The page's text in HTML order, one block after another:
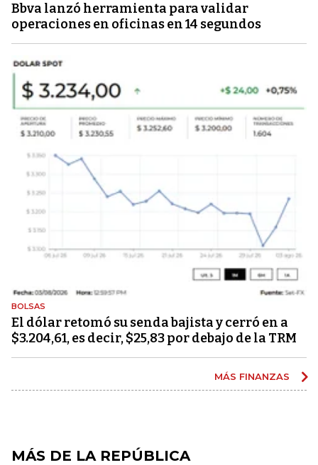
Bbva lanzó herramienta para validar
operaciones en oficinas en 14 segundos
BOLSAS
El dólar retomó su senda bajista y cerró en a
$3.204,61, es decir, $25,83 por debajo de la TRM
MÁS FINANZAS
MÁS DE LA REPÚBLICA